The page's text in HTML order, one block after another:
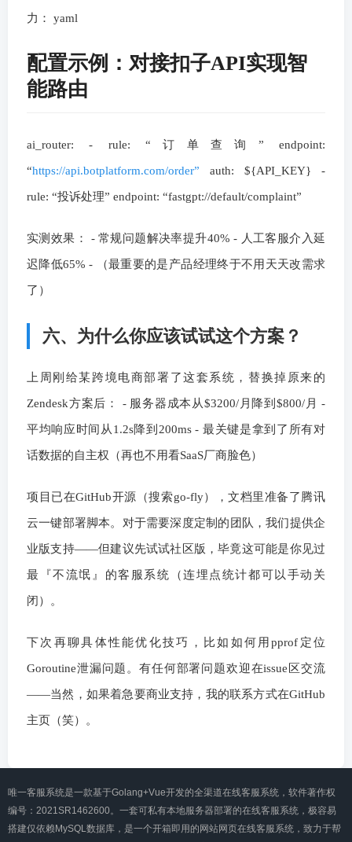
力： yaml
配置示例：对接扣子API实现智
能路由
ai_router: - rule: “订单查询” endpoint:
“https://api.botplatform.com/order” auth: ${API_KEY} -
rule: “投诉处理” endpoint: “fastgpt://default/complaint”
实测效果： - 常规问题解决率提升40% - 人工客服介入延
迟降低65% - （最重要的是产品经理终于不用天天改需求
了）
六、为什么你应该试试这个方案？
上周刚给某跨境电商部署了这套系统，替换掉原来的
Zendesk方案后： - 服务器成本从$3200/月降到$800/月 -
平均响应时间从1.2s降到200ms - 最关键是拿到了所有对
话数据的自主权（再也不用看SaaS厂商脸色）
项目已在GitHub开源（搜索go-fly），文档里准备了腾讯
云一键部署脚本。对于需要深度定制的团队，我们提供企
业版支持——但建议先试试社区版，毕竟这可能是你见过
最『不流氓』的客服系统（连埋点统计都可以手动关
闭）。
下次再聊具体性能优化技巧，比如如何用pprof定位
Goroutine泄漏问题。有任何部署问题欢迎在issue区交流
——当然，如果着急要商业支持，我的联系方式在GitHub
主页（笑）。
唯一客服系统是一款基于Golang+Vue开发的全渠道在线客服系统，软件著作权
编号：2021SR1462600。一套可私有本地服务器部署的在线客服系统，极容易
搭建仅依赖MySQL数据库，是一个开箱即用的网站网页在线客服系统，致力于帮